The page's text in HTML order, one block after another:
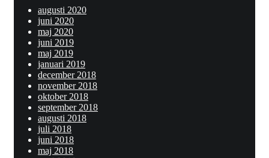
augusti 2020
juni 2020
maj 2020
juni 2019
maj 2019
januari 2019
december 2018
november 2018
oktober 2018
september 2018
augusti 2018
juli 2018
juni 2018
maj 2018